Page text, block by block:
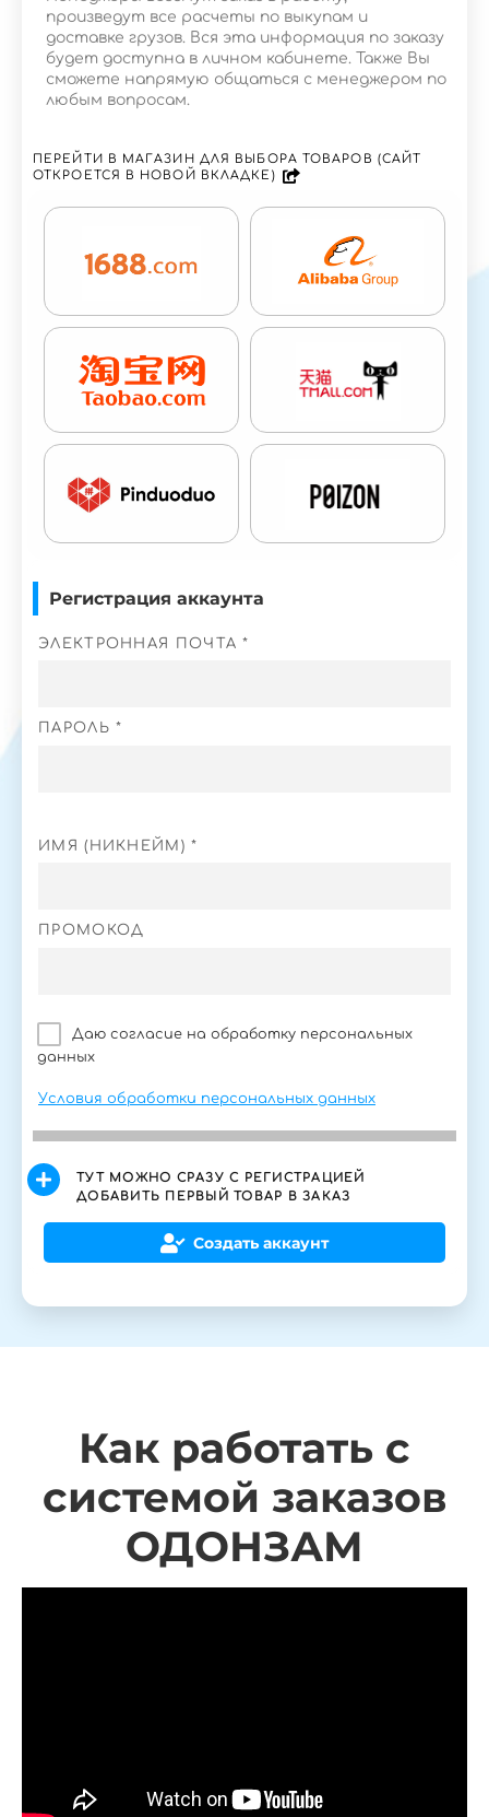
произведут все расчеты по выкупам и
доставке грузов. Вся эта информация по заказу
будет доступна в личном кабинете. Также Вы
сможете напрямую общаться с менеджером по
любым вопросам.
ПЕРЕЙТИ В МАГАЗИН ДЛЯ ВЫБОРА ТОВАРОВ (САЙТ
ОТКРОЕТСЯ В НОВОЙ ВКЛАДКЕ)
Регистрация аккаунта
ЭЛЕКТРОННАЯ ПОЧТА *
ПАРОЛЬ *
ИМЯ (НИКНЕЙМ) *
ПРОМОКОД
Даю согласие на обработку персональных
данных
Условия обработки персональных данных
ТУТ МОЖНО СРАЗУ С РЕГИСТРАЦИЕЙ
ДОБАВИТЬ ПЕРВЫЙ ТОВАР В ЗАКАЗ
Создать аккаунт
Как работать с
системой заказов
ОДОНЗАМ